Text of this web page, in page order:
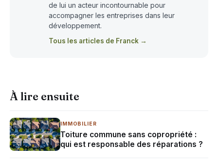
de lui un acteur incontournable pour
accompagner les entreprises dans leur
développement.
Tous les articles de Franck →
À lire ensuite
IMMOBILIER
Toiture commune sans copropriété :
qui est responsable des réparations ?